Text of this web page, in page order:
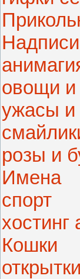
овощи
ужасы и
розы и
Имена
спорт
Кошки
открытки